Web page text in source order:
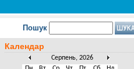
Пошук
Календар
Серпень, 2026